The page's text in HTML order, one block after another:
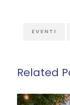
EVENTI
Related